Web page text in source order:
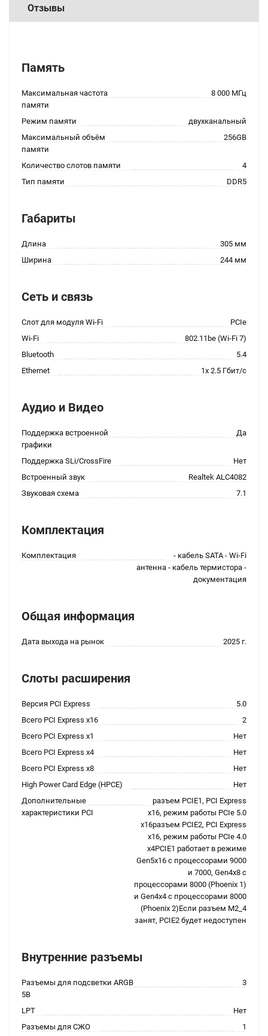
Отзывы
Память
Максимальная частота
памяти
8 000 МГц
Режим памяти
двухканальный
Максимальный объём
памяти
256GB
Количество слотов памяти
4
Тип памяти
DDR5
Габариты
Длина
305 мм
Ширина
244 мм
Сеть и связь
Слот для модуля Wi-Fi
PCIe
Wi-Fi
802.11be (Wi-Fi 7)
Bluetooth
5.4
Ethernet
1x 2.5 Гбит/с
Аудио и Видео
Поддержка встроенной
графики
Да
Поддержка SLi/CrossFire
Нет
Встроенный звук
Realtek ALC4082
Звуковая схема
7.1
Комплектация
Комплектация
- кабель SATA - Wi-Fi
антенна - кабель термистора -
документация
Общая информация
Дата выхода на рынок 2025 г.
Слоты расширения
Версия PCI Express
5.0
Всего PCI Express x16
2
Всего PCI Express x1
Нет
Всего PCI Express x4
Нет
Всего PCI Express x8
Нет
High Power Card Edge (HPCE)
Нет
Дополнительные
характеристики PCI
разъем PCIE1, PCI Express
x16, режим работы PCIe 5.0
x16разъем PCIE2, PCI Express
x16, режим работы PCIe 4.0
x4PCIE1 работает в режиме
Gen5x16 с процессорами 9000
и 7000, Gen4x8 с
процессорами 8000 (Phoenix 1)
и Gen4x4 с процессорами 8000
(Phoenix 2)Если разъем M2_4
занят, PCIE2 будет недоступен
Внутренние разъемы
Разъемы для подсветки ARGB
5В
3
LPT
Нет
Разъемы для СЖО
1